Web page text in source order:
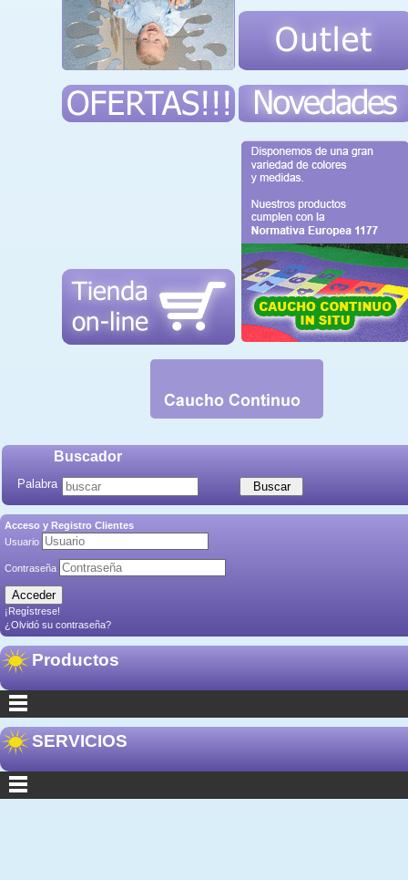
Buscador
Palabra
Acceso y Registro Clientes
Usuario
Contraseña
¡Regístrese!
¿Olvidó su contraseña?
Productos
SERVICIOS